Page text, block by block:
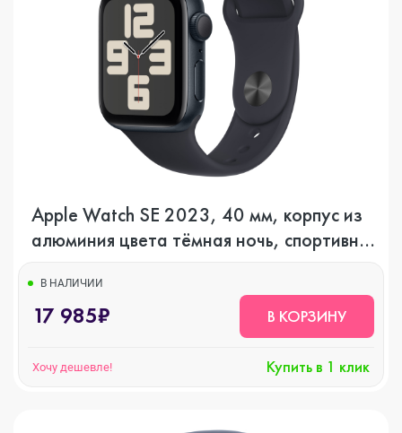
Apple Watch SE 2023, 40 мм, корпус из
алюминия цвета тёмная ночь, спортивный
В НАЛИЧИИ
17 985₽ В КОРЗИНУ
Хочу дешевле! Купить в 1 клик